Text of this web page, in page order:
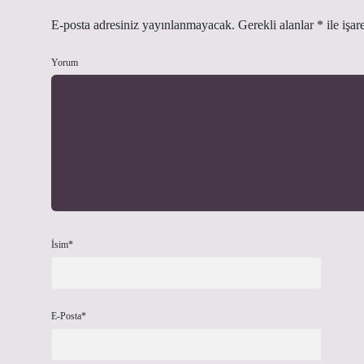
E-posta adresiniz yayınlanmayacak. Gerekli alanlar * ile
Yorum
İsim*
E-Posta*